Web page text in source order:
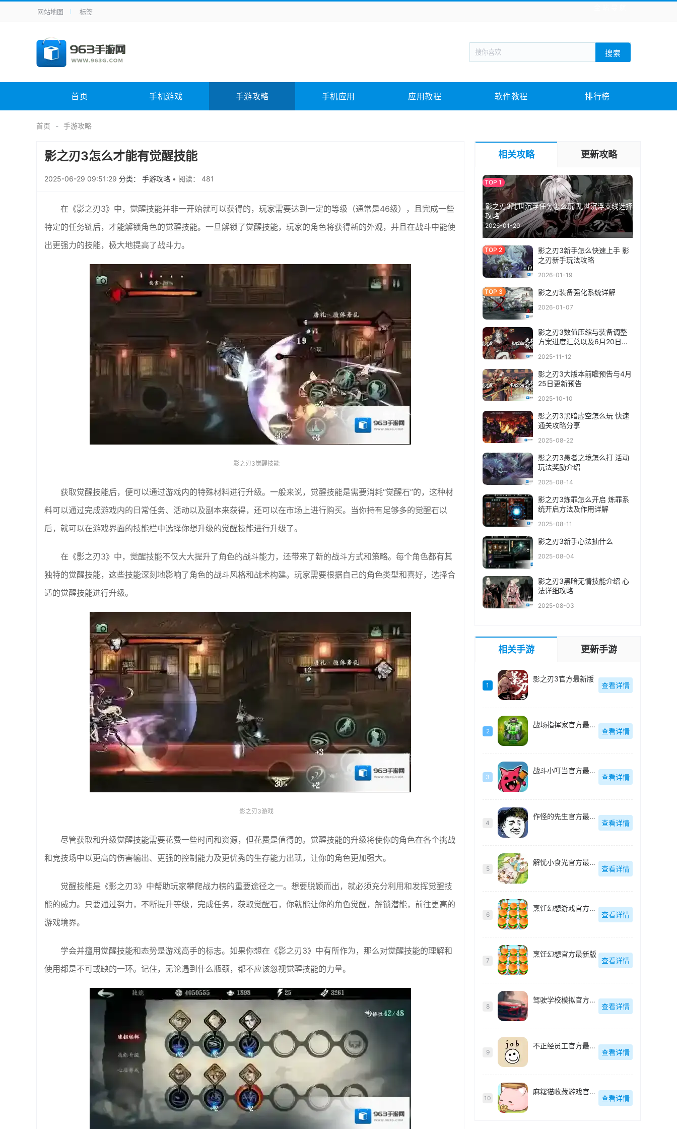
手机应用 新闻阅读 旅游出行 生活实用
手机游戏 体育竞技 战棋游戏 枪战射击 模拟经营
电脑软件 其它类别 图形软件 安全相关 应用软件 影音软件 插件下载 教育教学 游戏娱乐 系统软件 素材下载
未分类 综合其它
网站地图 标签
搜索
首页 手机游戏 手游攻略 手机应用 应用教程 软件教程 排行榜
首页 手游攻略
影之刃3怎么才能有觉醒技能
2025-06-29 09:51:29 分类： 手游攻略 • 阅读： 481
在《影之刃3》中，觉醒技能并非一开始就可以获得的，玩家需要达到一定的等级（通常是46级），且完成一些
特定的任务链后，才能解锁角色的觉醒技能。一旦解锁了觉醒技能，玩家的角色将获得新的外观，并且在战斗中能使
出更强力的技能，极大地提高了战斗力。
影之刃3觉醒技能
获取觉醒技能后，便可以通过游戏内的特殊材料进行升级。一般来说，觉醒技能是需要消耗“觉醒石”的，这种材
料可以通过完成游戏内的日常任务、活动以及副本来获得，还可以在市场上进行购买。当你持有足够多的觉醒石以
后，就可以在游戏界面的技能栏中选择你想升级的觉醒技能进行升级了。
在《影之刃3》中，觉醒技能不仅大大提升了角色的战斗能力，还带来了新的战斗方式和策略。每个角色都有其
独特的觉醒技能，这些技能深刻地影响了角色的战斗风格和战术构建。玩家需要根据自己的角色类型和喜好，选择合
适的觉醒技能进行升级。
影之刃3游戏
尽管获取和升级觉醒技能需要花费一些时间和资源，但花费是值得的。觉醒技能的升级将使你的角色在各个挑战
和竞技场中以更高的伤害输出、更强的控制能力及更优秀的生存能力出现，让你的角色更加强大。
觉醒技能是《影之刃3》中帮助玩家攀爬战力榜的重要途径之一。想要脱颖而出，就必须充分利用和发挥觉醒技
能的威力。只要通过努力，不断提升等级，完成任务，获取觉醒石，你就能让你的角色觉醒，解锁潜能，前往更高的
游戏境界。
学会并擅用觉醒技能和态势是游戏高手的标志。如果你想在《影之刃3》中有所作为，那么对觉醒技能的理解和
使用都是不可或缺的一环。记住，无论遇到什么瓶颈，都不应该忽视觉醒技能的力量。
相关攻略 更新攻略
影之刃3乱世沉浮任务怎么玩 乱世沉浮支线选择
攻略
2026-01-20
影之刃3新手怎么快速上手 影
之刃新手玩法攻略
2026-01-19
影之刃装备强化系统详解
2026-01-07
影之刃3数值压缩与装备调整
方案进度汇总以及6月20日更
2025-11-12
影之刃3大版本前瞻预告与4月
25日更新预告
2025-10-10
影之刃3黑暗虚空怎么玩 快速
通关攻略分享
2025-08-22
影之刃3愚者之境怎么打 活动
玩法奖励介绍
2025-08-14
影之刃3炼罪怎么开启 炼罪系
统开启方法及作用详解
2025-08-11
影之刃3新手心法抽什么
2025-08-04
影之刃3黑暗无情技能介绍 心
法详细攻略
2025-08-03
相关手游 更新手游
1
影之刃3官方最新版
查看详情
2
战场指挥家官方最新版
查看详情
3
战斗小叮当官方最新版
查看详情
4
作怪的先生官方最新版
查看详情
5
解忧小食光官方最新版
查看详情
6
烹饪幻想游戏官方最新版
查看详情
7
烹饪幻想官方最新版
查看详情
8
驾驶学校模拟官方最新版
查看详情
9
不正经员工官方最新版
查看详情
10
麻糬猫收藏游戏官方最新版
查看详情